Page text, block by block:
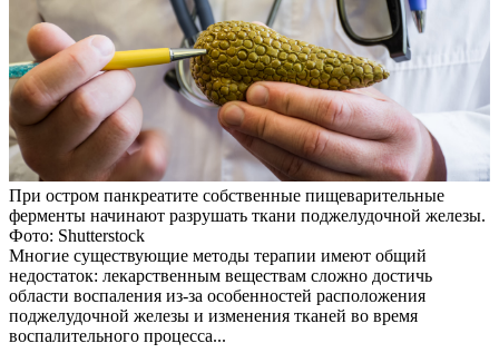
При остром панкреатите собственные пищеварительные
ферменты начинают разрушать ткани поджелудочной железы.
Фото: Shutterstock
Многие существующие методы терапии имеют общий
недостаток: лекарственным веществам сложно достичь
области воспаления из-за особенностей расположения
поджелудочной железы и изменения тканей во время
воспалительного процесса...